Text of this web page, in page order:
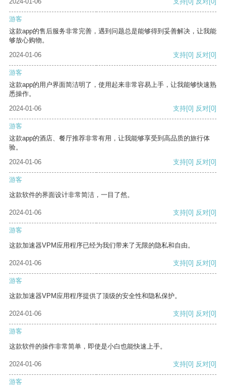
游客
这款app的售后服务非常完善，遇到问题总是能够得到妥善解决，让我能
够放心购物。
2024-01-06
支持[0] 反对[0]
游客
这款app的用户界面简洁明了，使用起来非常容易上手，让我能够快速熟
悉操作。
2024-01-06
支持[0] 反对[0]
游客
这款app的酒店、餐厅推荐非常有用，让我能够享受到高品质的旅行体
验。
2024-01-06
支持[0] 反对[0]
游客
这款软件的界面设计非常简洁，一目了然。
2024-01-06 支持[0] 反对[0]
游客
这款加速器VPM应用程序已经为我们带来了无限的隐私和自由。
2024-01-06 支持[0] 反对[0]
游客
这款加速器VPM应用程序提供了顶级的安全性和隐私保护。
2024-01-06 支持[0] 反对[0]
游客
这款软件的操作非常简单，即使是小白也能快速上手。
2024-01-06 支持[0] 反对[0]
游客